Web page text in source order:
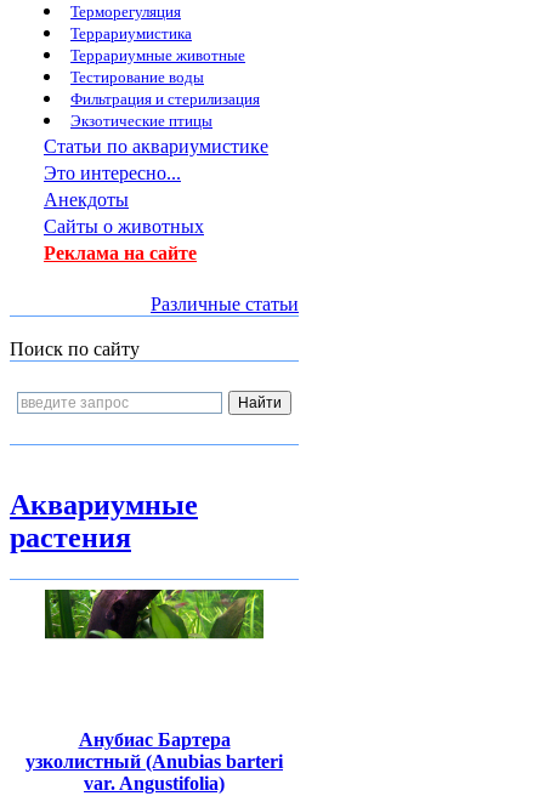
Терморегуляция
Террариумистика
Террариумные животные
Тестирование воды
Фильтрация и стерилизация
Экзотические птицы
Статьи по аквариумистике
Это интересно...
Анекдоты
Сайты о животных
Реклама на сайте
Различные статьи
Поиск по сайту
Аквариумные
растения
Анубиас Бартера
узколистный (Anubias barteri
var. Angustifolia)